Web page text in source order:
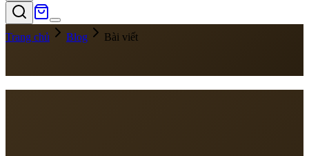
Trang chủ Blog Bài viết